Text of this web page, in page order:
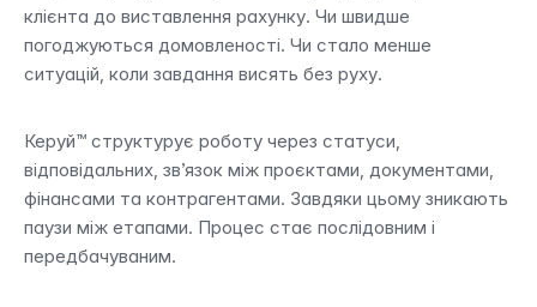
клієнта до виставлення рахунку. Чи швидше
погоджуються домовленості. Чи стало менше
ситуацій, коли завдання висять без руху.
Керуй™ структурує роботу через статуси,
відповідальних, зв’язок між проєктами, документами,
фінансами та контрагентами. Завдяки цьому зникають
паузи між етапами. Процес стає послідовним і
передбачуваним.